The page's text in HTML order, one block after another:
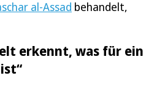
al-Assad behandelt,
erkennt, was für ein